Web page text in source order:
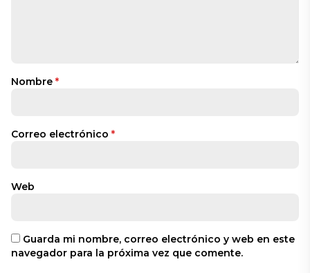
Nombre *
Correo electrónico *
Web
Guarda mi nombre, correo electrónico y web en este
navegador para la próxima vez que comente.